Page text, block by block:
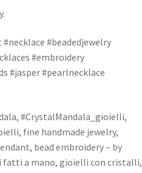
#beadedjewelry
#embroidery
#jasper #pearlnecklace
#CrystalMandala_gioielli,
fine handmade jewelry,
bead embroidery – by
fatti a mano, gioielli con cristalli,